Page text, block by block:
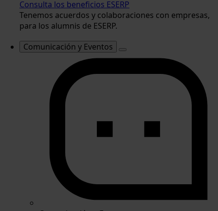
Consulta los beneficios ESERP
Tenemos acuerdos y colaboraciones con empresas,
para los alumnis de ESERP.
Comunicación y Eventos